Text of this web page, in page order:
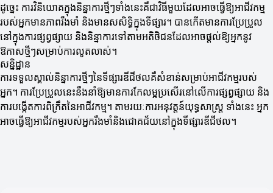
ដូច្នេះ ការវិនិយោគក្នុងនិន្នាការថ្មីៗទាំងនេះគឺជាវិធីមួយដែលអាចធ្វើឱ្យអាជីវកម្ម
របស់អ្នកមានភាពរឹងមាំ និងមានសសិទ្ធិក្នុងទីផ្សារ។ បានកើតមានការប្រែប្រួល
នៅក្នុងការផ្សព្វផ្សាយ និងនិន្នាការទៅតាមអតិថិជនដែលអាចផ្តល់ឱ្យអ្នកនូវ
ឱកាសថ្មីៗសម្រាប់ការលូតលាស់។
សន្និដ្ឋាន
ការទទួលស្គាល់និន្នាការថ្មីៗនៃទីផ្សារឌីជីថលគឺសំខាន់សម្រាប់អាជីវកម្មរបស់
អ្នក។ ការប្រែប្រួលនេះនឹងនាំឱ្យមានការកែលម្អប្រសើរនៅលើការផ្សព្វផ្សាយ និង
ការបង្កើតការពិក្រឹតនៃអាជីវកម្ម។ តាមរយៈការអនុវត្តន៍យុទ្ធសាស្ត្រ ទាំងនេះ អ្នក
អាចធ្វើឱ្យអាជីវកម្មរបស់អ្នករឹងមាំនិងជោគជ័យនៅក្នុងទីផ្សារឌីជីថល។